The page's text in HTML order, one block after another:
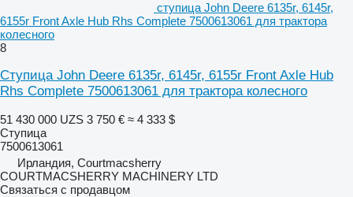
ступица John Deere 6135r, 6145r,
6155r Front Axle Hub Rhs Complete 7500613061 для трактора
колесного
8
Ступица John Deere 6135r, 6145r, 6155r Front Axle Hub
Rhs Complete 7500613061 для трактора колесного
51 430 000 UZS 3 750 € ≈ 4 333 $
Ступица
7500613061
Ирландия, Courtmacsherry
COURTMACSHERRY MACHINERY LTD
Связаться с продавцом